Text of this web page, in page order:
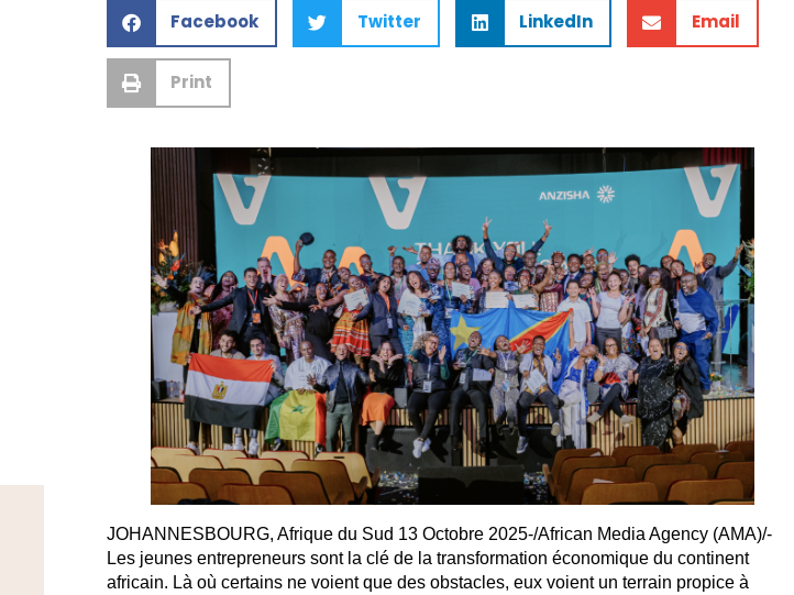
Facebook Twitter LinkedIn Email
Print
JOHANNESBOURG, Afrique du Sud 13 Octobre 2025-/African Media Agency (AMA)/-
Les jeunes entrepreneurs sont la clé de la transformation économique du continent
africain. Là où certains ne voient que des obstacles, eux voient un terrain propice à